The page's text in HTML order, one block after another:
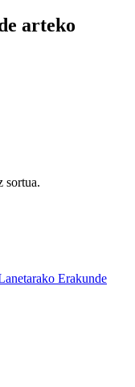
arteko
sortua.
Erakunde